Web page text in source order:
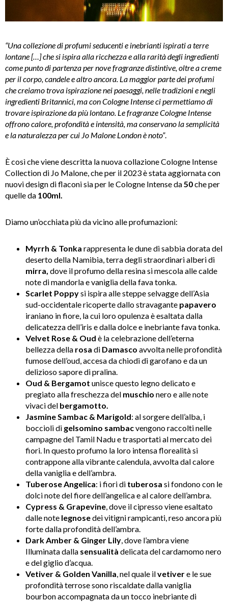
“Una collezione di profumi seducenti e inebrianti ispirati a terre
lontane […] che si ispira alla ricchezza e alla rarità degli ingredienti
come punto di partenza per nove fragranze distintive, oltre a creme
per il corpo, candele e altro ancora. La maggior parte dei profumi
che creiamo trova ispirazione nei paesaggi, nelle tradizioni e negli
ingredienti Britannici, ma con Cologne Intense ci permettiamo di
trovare ispirazione da più lontano. Le fragranze Cologne Intense
offrono calore, profondità e intensità, ma conservano la semplicità
e la naturalezza per cui Jo Malone London è noto”.
È così che viene descritta la nuova collazione Cologne Intense
Collection di Jo Malone, che per il 2023 è stata aggiornata con
nuovi design di flaconi sia per le Cologne Intense da50che per
quelle da 100ml.
Diamo un’occhiata più da vicino alle profumazioni:
Myrrh & Tonka rappresenta le dune di sabbia dorata del
deserto della Namibia, terra degli straordinari alberi di
mirra, dove il profumo della resina si mescola alle calde
note di mandorla e vaniglia della fava tonka.
Scarlet Poppysi ispira alle steppe selvagge dell’Asia
sud-occidentale ricoperte dallo stravagante papavero
iraniano in fiore, la cui loro opulenza è esaltata dalla
delicatezza dell’iris e dalla dolce e inebriante fava tonka.
Velvet Rose & Oud è la celebrazione dell’eterna
bellezza della rosa di Damasco avvolta nelle profondità
fumose dell’oud, accesa da chiodi di garofano e da un
delizioso sapore di pralina.
Oud & Bergamot unisce questo legno delicato e
pregiato alla freschezza del muschio nero e alle note
vivaci del bergamotto.
Jasmine Sambac & Marigold: al sorgere dell’alba, i
boccioli di gelsomino sambacvengono raccolti nelle
campagne del Tamil Nadu e trasportati al mercato dei
fiori. In questo profumo la loro intensa florealità si
contrappone alla vibrante calendula, avvolta dal calore
della vaniglia e dell’ambra.
Tuberose Angelica: i fiori di tuberosa si fondono con le
dolci note del fiore dell’angelica e al calore dell’ambra.
Cypress & Grapevine, dove il cipresso viene esaltato
dalle note legnosedei vitigni rampicanti, reso ancora più
forte dalla profondità dell’ambra.
Dark Amber & Ginger Lily, dove l’ambra viene
Illuminata dalla sensualità delicata del cardamomo nero
e del giglio d’acqua.
Vetiver & Golden Vanilla, nel quale ilvetivere le sue
profondità terrose sono riscaldate dalla vaniglia
bourbon accompagnata da un tocco inebriante di